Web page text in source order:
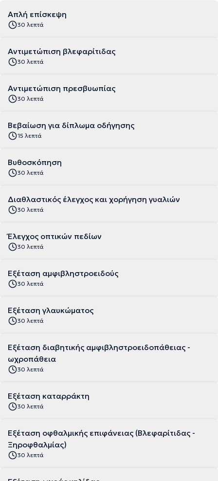
Απλή επίσκεψη
30 λεπτά
Αντιμετώπιση βλεφαρίτιδας
30 λεπτά
Αντιμετώπιση πρεσβυωπίας
30 λεπτά
Βεβαίωση για δίπλωμα οδήγησης
15 λεπτά
Βυθοσκόπηση
30 λεπτά
Διαθλαστικός έλεγχος και χορήγηση γυαλιών
30 λεπτά
Έλεγχος οπτικών πεδίων
30 λεπτά
Εξέταση αμφιβληστροειδούς
30 λεπτά
Εξέταση γλαυκώματος
30 λεπτά
Εξέταση διαβητικής αμφιβληστροειδοπάθειας -
ωχροπάθεια
30 λεπτά
Εξέταση καταρράκτη
30 λεπτά
Εξέταση οφθαλμικής επιφάνειας (Βλεφαρίτιδας -
Ξηροφθαλμίας)
30 λεπτά